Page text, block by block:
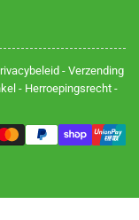
- Verzending
- Herroepingsrecht-